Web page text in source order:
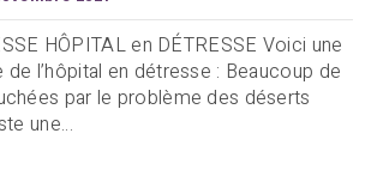
HÔPITAL en DÉTRESSE Voici une
l’hôpital en détresse : Beaucoup de
par le problème des déserts
une...